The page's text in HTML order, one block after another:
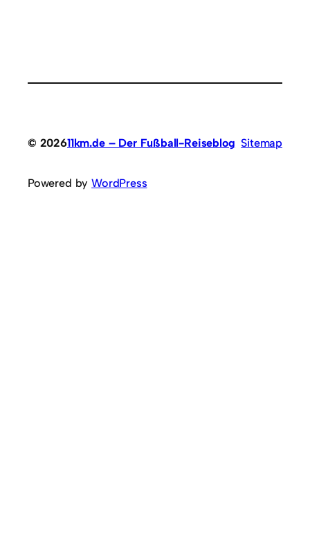
© 202611km.de – Der Fußball-Reiseblog Sitemap
Powered byWordPress